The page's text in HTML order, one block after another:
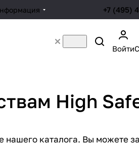
+7 (495)
Войти
High
каталога. Вы можете